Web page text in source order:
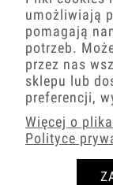
umożliwiają
pomagają
potrzeb.
przez nas
sklepu lub
preferencji,
Więcej o
Polityce